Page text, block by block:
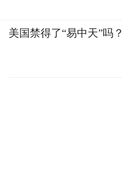
美国禁得了“易中天”吗？